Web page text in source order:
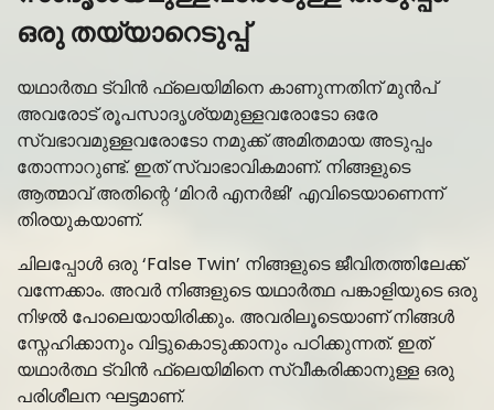
ഒരു തയ്യാറെടുപ്പ്
യഥാർത്ഥ ട്വിൻ ഫ്ലെയിമിനെ കാണുന്നതിന് മുൻപ്
അവരോട് രൂപസാദൃശ്യമുള്ളവരോടോ ഒരേ
സ്വഭാവമുള്ളവരോടോ നമുക്ക് അമിതമായ അടുപ്പം
തോന്നാറുണ്ട്. ഇത് സ്വാഭാവികമാണ്. നിങ്ങളുടെ
ആത്മാവ് അതിന്റെ ‘മിറർ എനർജി’ എവിടെയാണെന്ന്
തിരയുകയാണ്.
ചിലപ്പോൾ ഒരു ‘False Twin’ നിങ്ങളുടെ ജീവിതത്തിലേക്ക്
വന്നേക്കാം. അവർ നിങ്ങളുടെ യഥാർത്ഥ പങ്കാളിയുടെ ഒരു
നിഴൽ പോലെയായിരിക്കും. അവരിലൂടെയാണ് നിങ്ങൾ
സ്നേഹിക്കാനും വിട്ടുകൊടുക്കാനും പഠിക്കുന്നത്. ഇത്
യഥാർത്ഥ ട്വിൻ ഫ്ലെയിമിനെ സ്വീകരിക്കാനുള്ള ഒരു
പരിശീലന ഘട്ടമാണ്.